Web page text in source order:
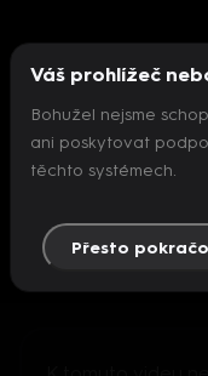
Váš prohlížeč
Bohužel nejsme
ani poskytovat
těchto systémech.
Přesto